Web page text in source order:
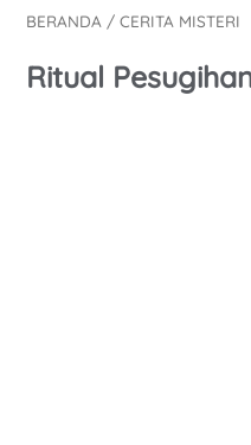
BERANDA / CERITA MISTERI
Ritual